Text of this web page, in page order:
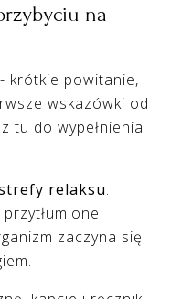
na
krótkie powitanie,
wskazówki od
tu do wypełnienia
relaksu.
zaczyna się